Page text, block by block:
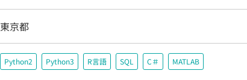
東京都
Python2 Python3 R言語 SQL C＃ MATLAB